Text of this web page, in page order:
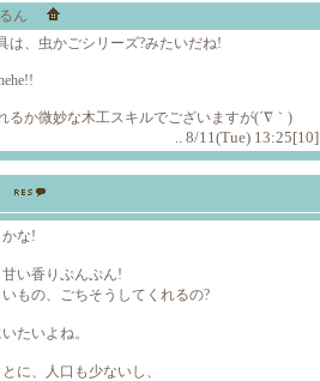
ん
は、虫かごシリーズ?みたいだね!
るか微妙な木工スキルでございますが(´∇｀)
.. 8/11(Tue) 13:25[10]
な!
い香りぷんぷん!
もの、ごちそうしてくれるの?
たいよね。
に、人口も少ないし、